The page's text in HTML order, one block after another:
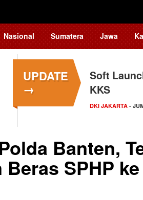
Nasional Sumatera Jawa
UPDATE
→
Soft
KKS
DKI JAKARTA -
Banten,
SPHP ke